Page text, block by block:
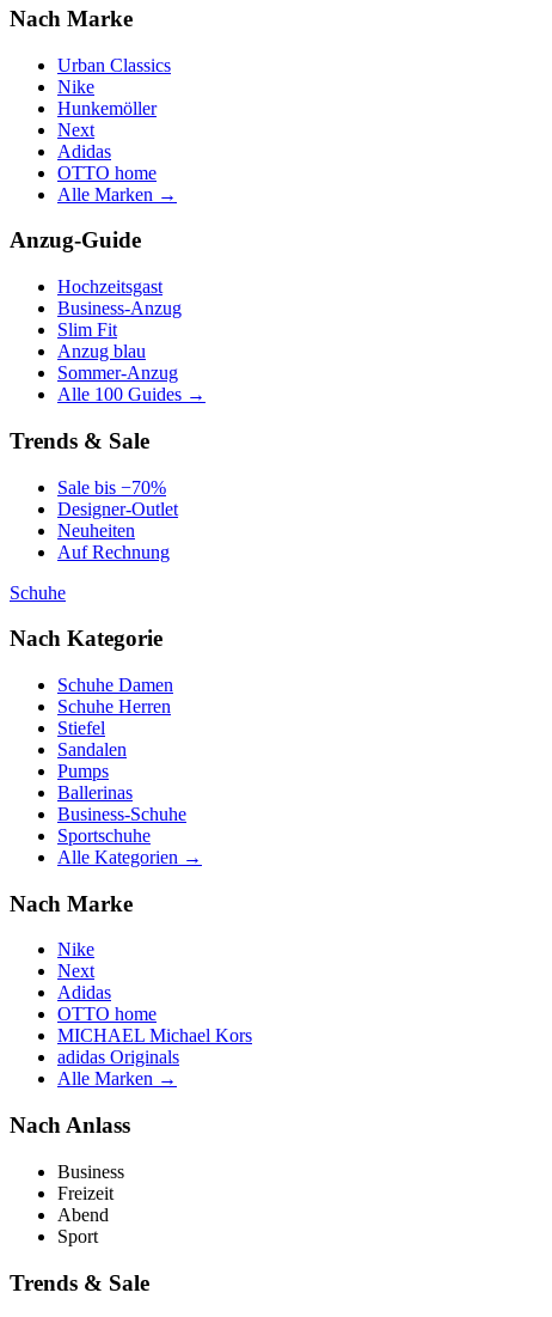
Nach Marke
Urban Classics
Nike
Hunkemöller
Next
Adidas
OTTO home
Alle Marken →
Anzug-Guide
Hochzeitsgast
Business-Anzug
Slim Fit
Anzug blau
Sommer-Anzug
Alle 100 Guides →
Trends & Sale
Sale bis −70%
Designer-Outlet
Neuheiten
Auf Rechnung
Schuhe
Nach Kategorie
Schuhe Damen
Schuhe Herren
Stiefel
Sandalen
Pumps
Ballerinas
Business-Schuhe
Sportschuhe
Alle Kategorien →
Nach Marke
Nike
Next
Adidas
OTTO home
MICHAEL Michael Kors
adidas Originals
Alle Marken →
Nach Anlass
Business
Freizeit
Abend
Sport
Trends & Sale